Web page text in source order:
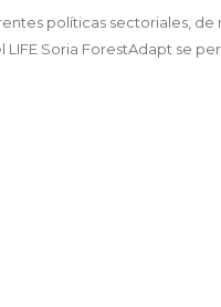
políticas sectoriales,
Soria ForestAdapt se